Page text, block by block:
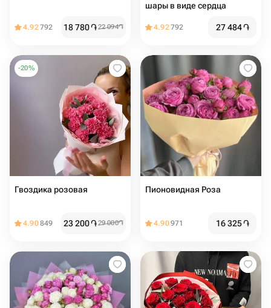
4.92792 18 780֏22 094֏
шары в виде сердца
4.92792 27 484֏
-20%
Гвоздика розовая
4.90849 23 200֏29 000֏
Пионовидная Роза
4.90971 16 325֏